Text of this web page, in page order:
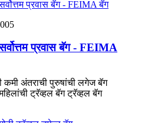
प्रवास बॅग - FEIMA
कमी अंतराची पुरुषांची लगेज बॅग
ट्रॅव्हल बॅग ट्रॅव्हल बॅग